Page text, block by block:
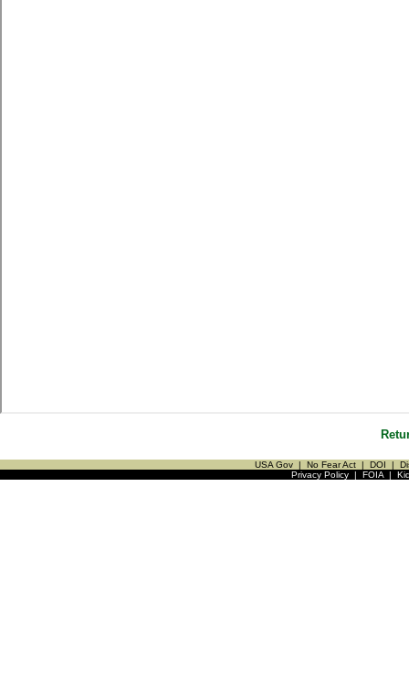
USA Gov | No Fear Act | DOI |
Privacy Policy| FOIA|